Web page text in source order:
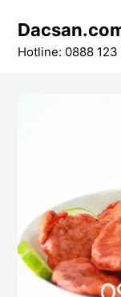
content
Hotline: 0888 123